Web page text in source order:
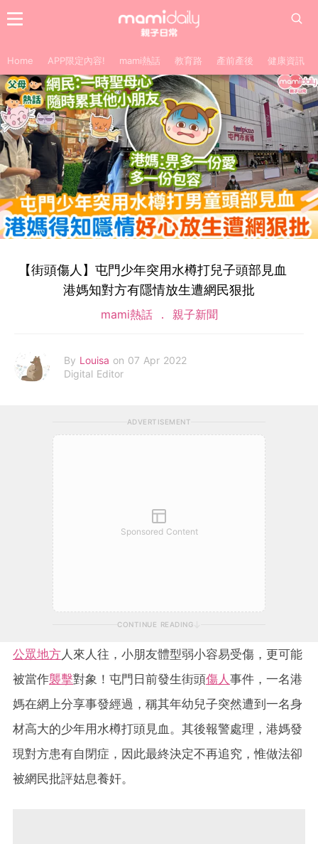
Home APP限定內容! mami熱話 教育路 產前產後 健康資訊
【街頭傷人】屯門少年突用水樽打兒子頭部見血
港媽知對方有隱情放生遭網民狠批
mami熱話 親子新聞
By Louisa on 07 Apr 2022
Digital Editor
ADVERTISEMENT
Sponsored Content
CONTINUE READING
公眾地方 人來人往，小朋友體型弱小容易受傷，更可能
被當作襲擊對象！屯門日前發生街頭傷人 事件，一名港
媽在網上分享事發經過，稱其年幼兒子突然遭到一名身
材高大的少年用水樽打頭見血。其後報警處理，港媽發
現對方患有自閉症，因此最終決定不再追究，惟做法卻
被網民批評姑息養奸。